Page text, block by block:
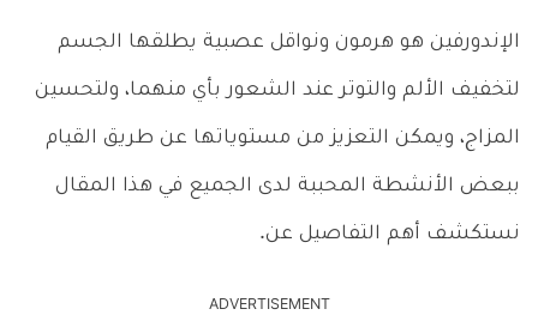
الإندورفين هو هرمون ونواقل عصبية يطلقها الجسم
لتخفيف الألم والتوتر عند الشعور بأي منهما، ولتحسين
المزاج، ويمكن التعزيز من مستوياتها عن طريق القيام
ببعض الأنشطة المحببة لدى الجميع في هذا المقال
نستكشف أهم التفاصيل عن.
ADVERTISEMENT